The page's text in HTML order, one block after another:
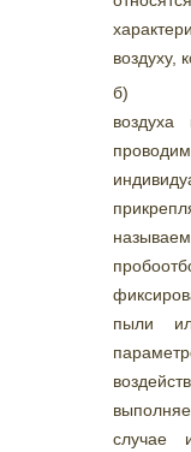
воздуху,
б)
пыли
случае